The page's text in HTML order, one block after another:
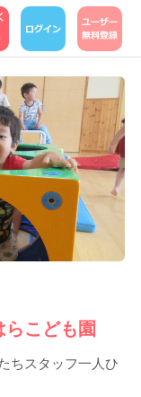
こども園
ちスタッフ一人ひ